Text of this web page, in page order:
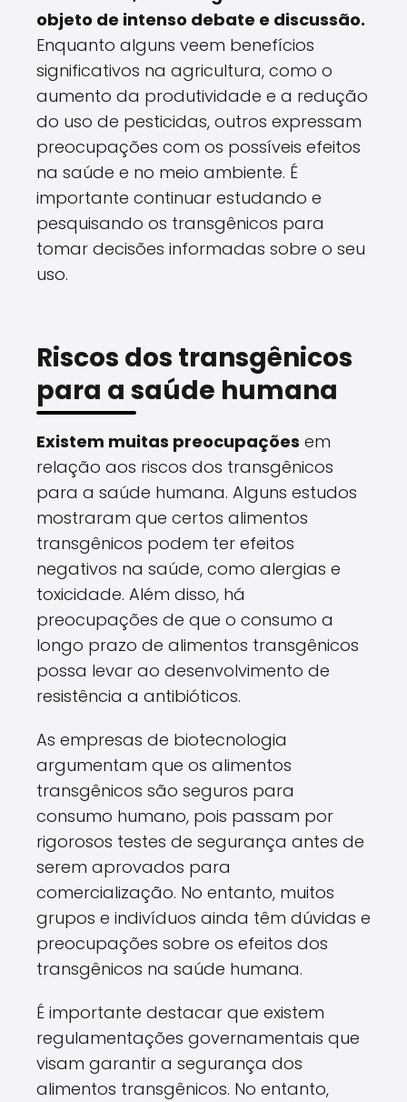
objeto de intenso debate e discussão.
Enquanto alguns veem benefícios
significativos na agricultura, como o
aumento da produtividade e a redução
do uso de pesticidas, outros expressam
preocupações com os possíveis efeitos
na saúde e no meio ambiente. É
importante continuar estudando e
pesquisando os transgênicos para
tomar decisões informadas sobre o seu
uso.
Riscos dos transgênicos
para a saúde humana
Existem muitas preocupações em
relação aos riscos dos transgênicos
para a saúde humana. Alguns estudos
mostraram que certos alimentos
transgênicos podem ter efeitos
negativos na saúde, como alergias e
toxicidade. Além disso, há
preocupações de que o consumo a
longo prazo de alimentos transgênicos
possa levar ao desenvolvimento de
resistência a antibióticos.
As empresas de biotecnologia
argumentam que os alimentos
transgênicos são seguros para
consumo humano, pois passam por
rigorosos testes de segurança antes de
serem aprovados para
comercialização. No entanto, muitos
grupos e indivíduos ainda têm dúvidas e
preocupações sobre os efeitos dos
transgênicos na saúde humana.
É importante destacar que existem
regulamentações governamentais que
visam garantir a segurança dos
alimentos transgênicos. No entanto,